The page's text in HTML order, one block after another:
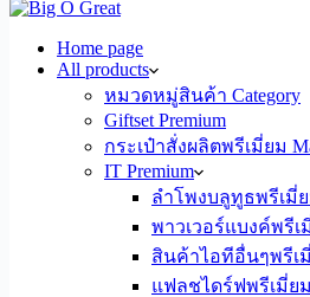
Home page
All products
หมวดหมู่สินค้า Category
Giftset Premium
กระเป๋าสั่งผลิตพรีเมี่ยม
IT Premium
ลำโพงบลูทูธพรีเมี่ย
พาวเวอร์แบงค์พรีเ
สินค้าไอทีอื่นๆพรีเ
แฟลชไดร์ฟพรีเมี่ยม